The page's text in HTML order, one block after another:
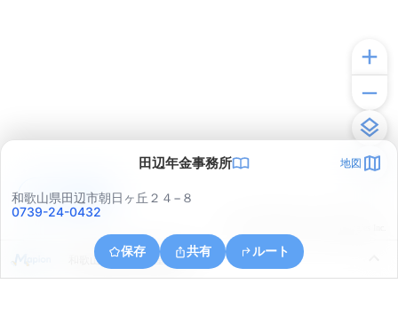
田辺年金事務所 地図
和歌山県田辺市朝日ヶ丘２４−８
0739-24-0432
保存 共有 ルート
和歌山県田辺市下屋敷町
アプリで見る